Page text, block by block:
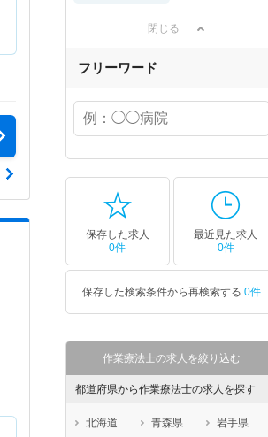
閉じる
フリーワード
保存した求人
0件
最近見た求人
0件
保存した検索条件から再検索する 0件
作業療法士の求人を絞り込む
都道府県から作業療法士の求人を探す
北海道 青森県
岩手県